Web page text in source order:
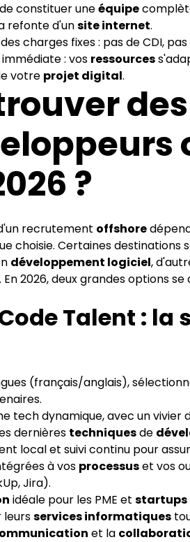
constituer uneéquipe
refonte d'unsite internet.
charges fixes : pas de CDI,
immédiate : vos ressources
votre projet digital.
des
?
recrutement offshore
choisie. Certaines destinations
développement logiciel,
2026, deux grandes options se
Talent : la
(français/anglais),
tech dynamique, avec un vivier
dernières techniquesde
local et suivi continu pour
à vos processuset vos
Jira).
idéale pour les PME et startups
leursservices informatiques
et la